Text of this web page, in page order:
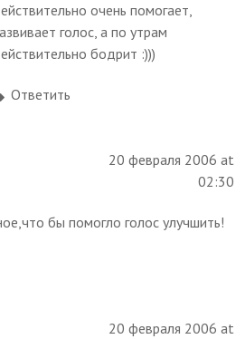
очень помогает,
голос, а по утрам
бодрит :)))
Ответить
20 февраля 2006 at
02:30
бы помогло голос улучшить!
20 февраля 2006 at